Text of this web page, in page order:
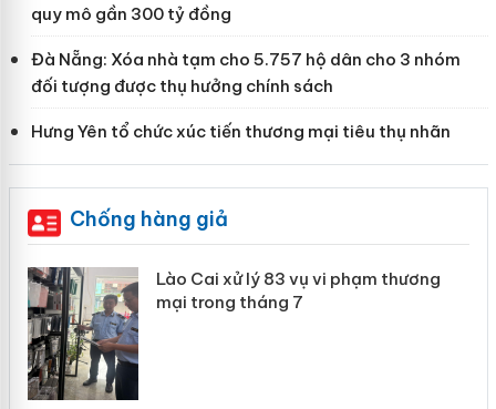
quy mô gần 300 tỷ đồng
Đà Nẵng: Xóa nhà tạm cho 5.757 hộ dân cho 3 nhóm
đối tượng được thụ hưởng chính sách
Hưng Yên tổ chức xúc tiến thương mại tiêu thụ nhãn
Chống hàng giả
Lào Cai xử lý 83 vụ vi phạm thương
mại trong tháng 7